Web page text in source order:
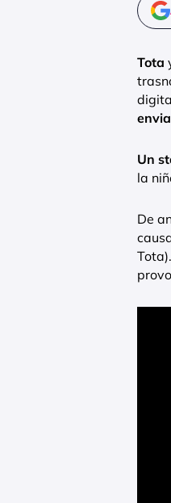
Tota
Un
la
De